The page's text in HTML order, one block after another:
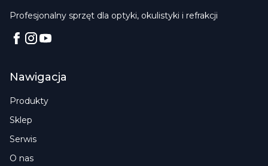
Profesjonalny sprzęt dla optyki, okulistyki i refrakcji
Facebook
Instagram
YouTube
Nawigacja
Produkty
Sklep
Serwis
O nas